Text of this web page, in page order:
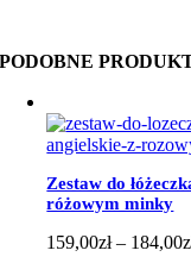
PODOBNE
Zestaw do
różowym minky
159,00zł – 184,00